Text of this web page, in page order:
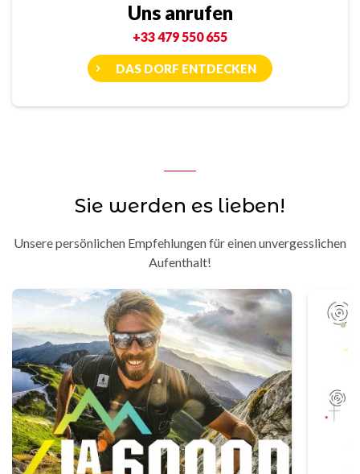
Uns anrufen
+33 479 550 655
DAS DORF ENTDECKEN
Sie werden es lieben!
Unsere persönlichen Empfehlungen für einen unvergesslichen
Aufenthalt!